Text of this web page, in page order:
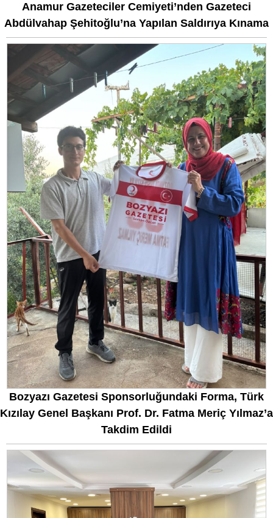
Anamur Gazeteciler Cemiyeti’nden Gazeteci
Abdülvahap Şehitoğlu’na Yapılan Saldırıya Kınama
Bozyazı Gazetesi Sponsorluğundaki Forma, Türk
Kızılay Genel Başkanı Prof. Dr. Fatma Meriç Yılmaz’a
Takdim Edildi